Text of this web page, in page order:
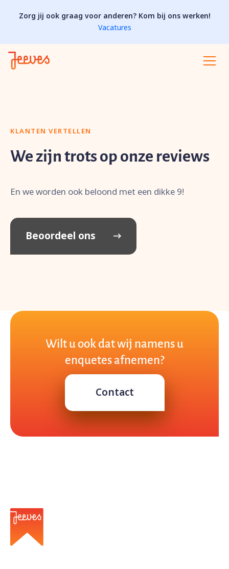
Zorg jij ook graag voor anderen? Kom bij ons werken!
Vacatures
KLANTEN VERTELLEN
We zijn trots op onze reviews
En we worden ook beloond met een dikke 9!
Beoordeel ons
Wilt u ook dat wij namens u
enquetes afnemen?
Contact